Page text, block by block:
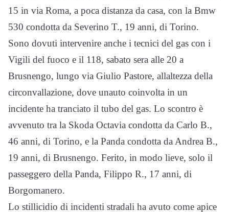
15 in via Roma, a poca distanza da casa, con la Bmw
530 condotta da Severino T., 19 anni, di Torino.
Sono dovuti intervenire anche i tecnici del gas con i
Vigili del fuoco e il 118, sabato sera alle 20 a
Brusnengo, lungo via Giulio Pastore, allaltezza della
circonvallazione, dove unauto coinvolta in un
incidente ha tranciato il tubo del gas. Lo scontro è
avvenuto tra la Skoda Octavia condotta da Carlo B.,
46 anni, di Torino, e la Panda condotta da Andrea B.,
19 anni, di Brusnengo. Ferito, in modo lieve, solo il
passeggero della Panda, Filippo R., 17 anni, di
Borgomanero.
Lo stillicidio di incidenti stradali ha avuto come apice